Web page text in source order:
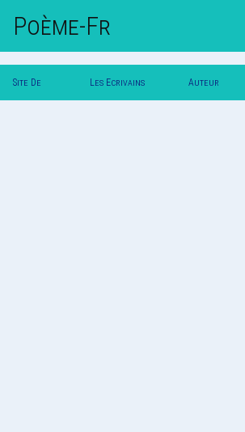
Poème-Fr
Site De Les Ecrivains Auteur